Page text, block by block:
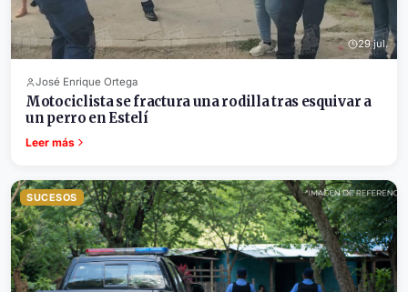
29 jul.
José Enrique Ortega
Motociclista se fractura una rodilla tras esquivar a
un perro en Estelí
Leer más
SUCESOS